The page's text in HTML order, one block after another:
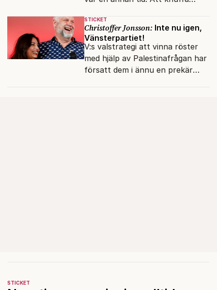
otänkbart.
STICKET
Christoffer Jonsson: Inte nu igen,
Vänsterpartiet!
V:s valstrategi att vinna röster
med hjälp av Palestinafrågan har
försatt dem i ännu en prekär
STICKET